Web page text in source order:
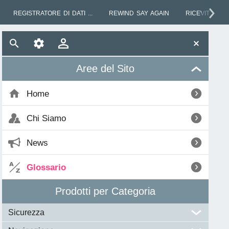
REGISTRATORE DI DATI ... REWIND SAY AGAIN RICEVITORE AIS
Aree del Sito
Home
Chi Siamo
News
Glossario
Prodotti per Categoria
Sicurezza